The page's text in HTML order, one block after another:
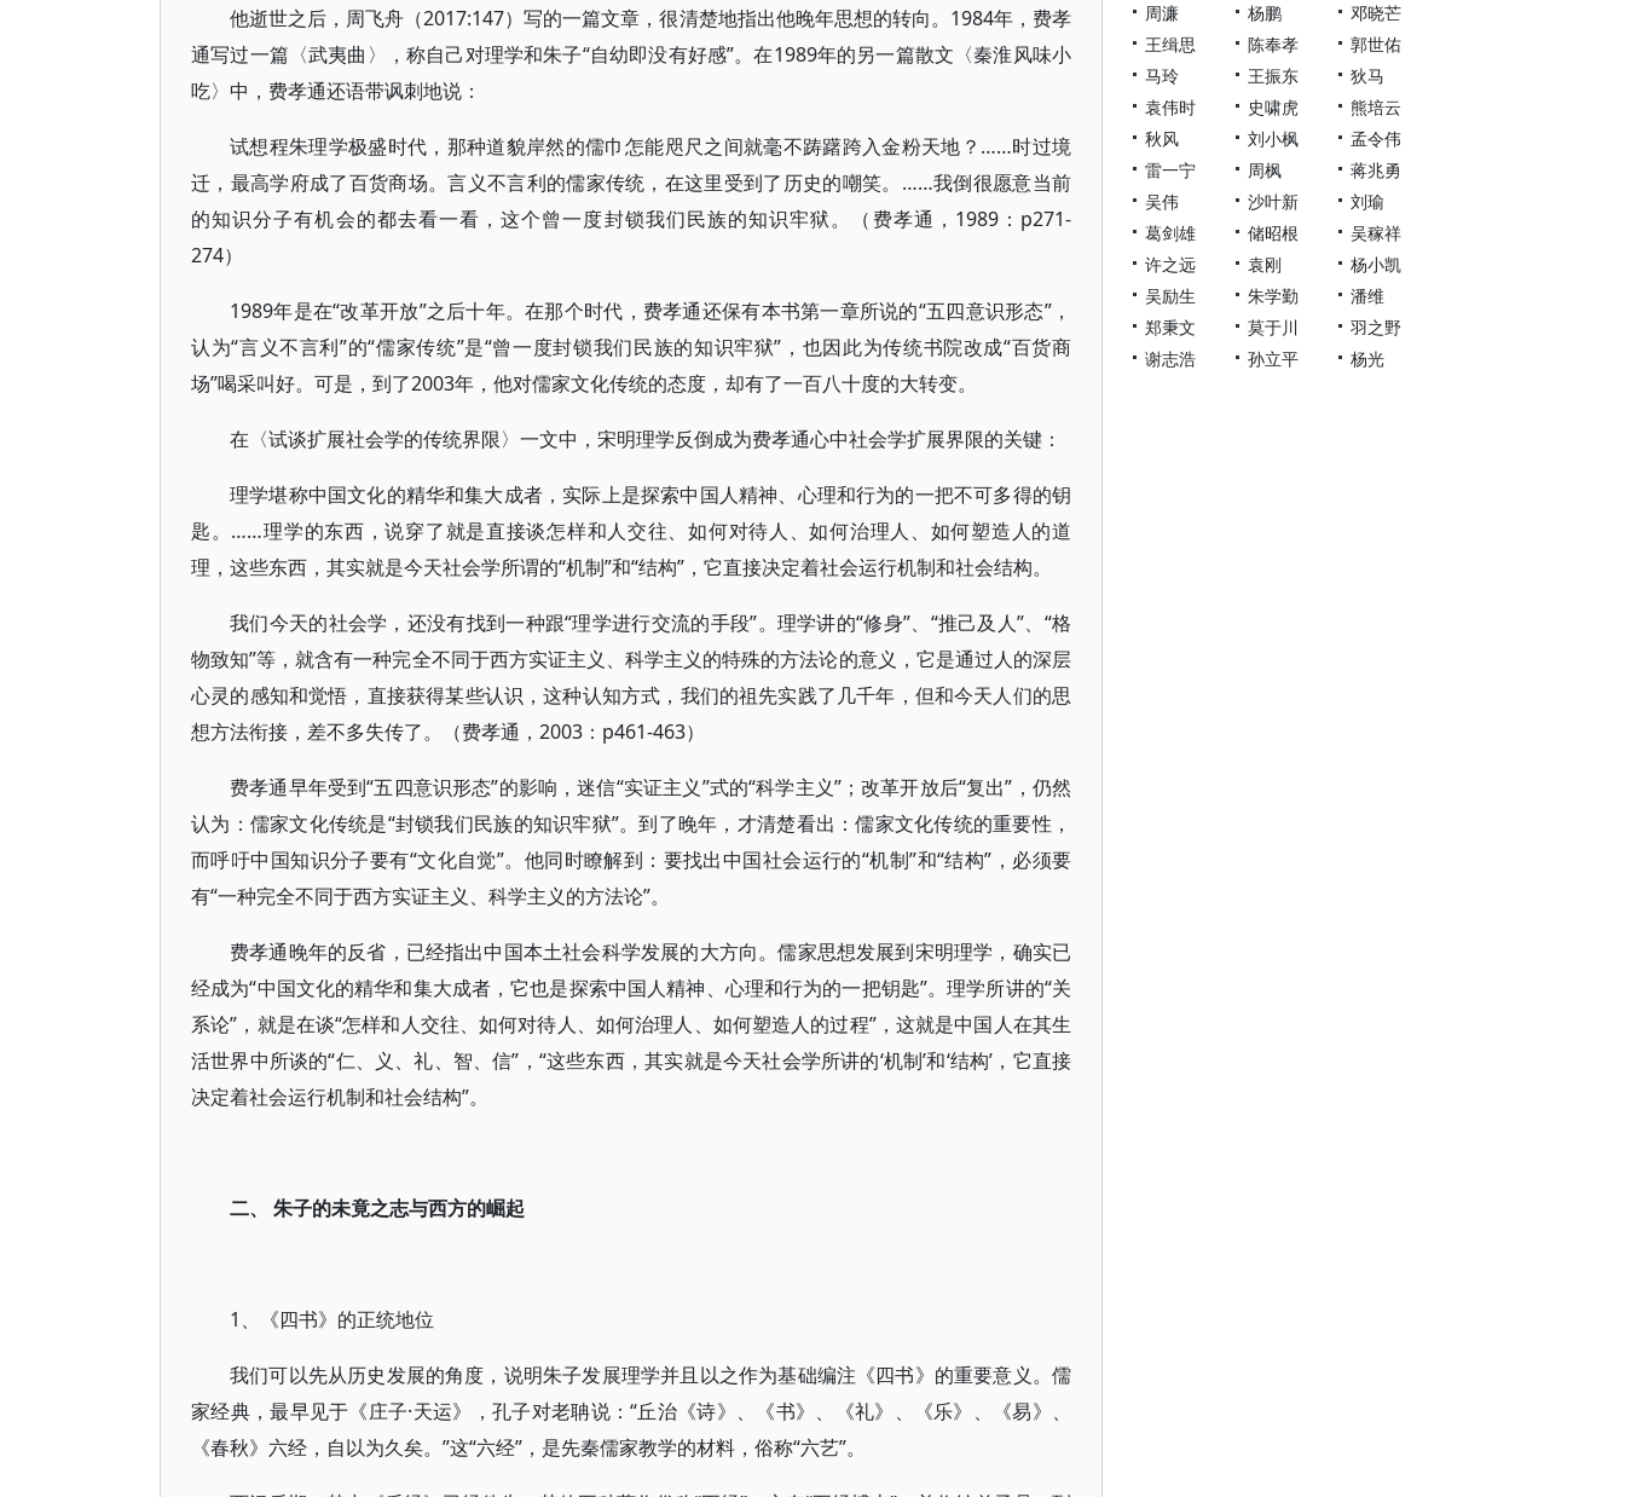
他逝世之后，周飞舟（2017:147）写的一篇文章，很清楚地指出他晚年思想的转向。1984年，费孝
通写过一篇〈武夷曲〉，称自己对理学和朱子“自幼即没有好感”。在1989年的另一篇散文〈秦淮风味小
吃〉中，费孝通还语带讽刺地说：
试想程朱理学极盛时代，那种道貌岸然的儒巾怎能咫尺之间就毫不踌躇跨入金粉天地？……时过境
迁，最高学府成了百货商场。言义不言利的儒家传统，在这里受到了历史的嘲笑。……我倒很愿意当前
的知识分子有机会的都去看一看，这个曾一度封锁我们民族的知识牢狱。（费孝通，1989：p271-
274）
1989年是在“改革开放”之后十年。在那个时代，费孝通还保有本书第一章所说的“五四意识形态”，
认为“言义不言利”的“儒家传统”是“曾一度封锁我们民族的知识牢狱”，也因此为传统书院改成“百货商
场”喝采叫好。可是，到了2003年，他对儒家文化传统的态度，却有了一百八十度的大转变。
在〈试谈扩展社会学的传统界限〉一文中，宋明理学反倒成为费孝通心中社会学扩展界限的关键：
理学堪称中国文化的精华和集大成者，实际上是探索中国人精神、心理和行为的一把不可多得的钥
匙。……理学的东西，说穿了就是直接谈怎样和人交往、如何对待人、如何治理人、如何塑造人的道
理，这些东西，其实就是今天社会学所谓的“机制”和“结构”，它直接决定着社会运行机制和社会结构。
我们今天的社会学，还没有找到一种跟“理学进行交流的手段”。理学讲的“修身”、“推己及人”、“格
物致知”等，就含有一种完全不同于西方实证主义、科学主义的特殊的方法论的意义，它是通过人的深层
心灵的感知和觉悟，直接获得某些认识，这种认知方式，我们的祖先实践了几千年，但和今天人们的思
想方法衔接，差不多失传了。（费孝通，2003：p461-463）
费孝通早年受到“五四意识形态”的影响，迷信“实证主义”式的“科学主义”；改革开放后“复出”，仍然
认为：儒家文化传统是“封锁我们民族的知识牢狱”。到了晚年，才清楚看出：儒家文化传统的重要性，
而呼吁中国知识分子要有“文化自觉”。他同时瞭解到：要找出中国社会运行的“机制”和“结构”，必须要
有“一种完全不同于西方实证主义、科学主义的方法论”。
费孝通晚年的反省，已经指出中国本土社会科学发展的大方向。儒家思想发展到宋明理学，确实已
经成为“中国文化的精华和集大成者，它也是探索中国人精神、心理和行为的一把钥匙”。理学所讲的“关
系论”，就是在谈“怎样和人交往、如何对待人、如何治理人、如何塑造人的过程”，这就是中国人在其生
活世界中所谈的“仁、义、礼、智、信”，“这些东西，其实就是今天社会学所讲的‘机制’和‘结构’，它直接
决定着社会运行机制和社会结构”。
二、 朱子的未竟之志与西方的崛起
1、《四书》的正统地位
我们可以先从历史发展的角度，说明朱子发展理学并且以之作为基础编注《四书》的重要意义。儒
家经典，最早见于《庄子·天运》，孔子对老聃说：“丘治《诗》、《书》、《礼》、《乐》、《易》、
《春秋》六经，自以为久矣。”这“六经”，是先秦儒家教学的材料，俗称“六艺”。
周濂
杨鹏
邓晓芒
王缉思
陈奉孝
郭世佑
马玲
王振东
狄马
袁伟时
史啸虎
熊培云
秋风
刘小枫
孟令伟
雷一宁
周枫
蒋兆勇
吴伟
沙叶新
刘瑜
葛剑雄
储昭根
吴稼祥
许之远
袁刚
杨小凯
吴励生
朱学勤
潘维
郑秉文
莫于川
羽之野
谢志浩
孙立平 杨光